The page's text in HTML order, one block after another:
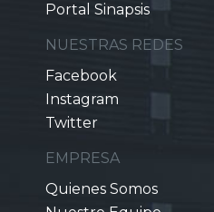
Portal Sinapsis
NUESTRAS REDES
Facebook
Instagram
Twitter
EMPRESA
Quienes Somos